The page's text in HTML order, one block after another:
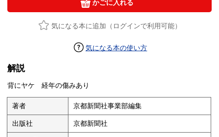
かごに入れる
気になる本に追加（ログインで利用可能）
気になる本の使い方
解説
背にヤケ 経年の傷みあり
著者 京都新聞社事業部編集
出版社 京都新聞社